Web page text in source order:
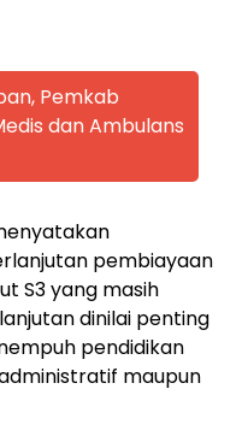
Pemkab
dan Ambulans
pembiayaan
S3 yang masih
dinilai penting
pendidikan
maupun